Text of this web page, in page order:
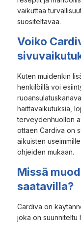
vaikuttaa
suositeltavaa.
Voiko
Kuten muidenkin
henkilöillä voi
haittavaikutuksia,
terveydenhuollon
ottaen Cardiva on
aikuisten
ohjeiden mukaan.
Missä
saatavilla?
Cardiva on
joka on suunniteltu